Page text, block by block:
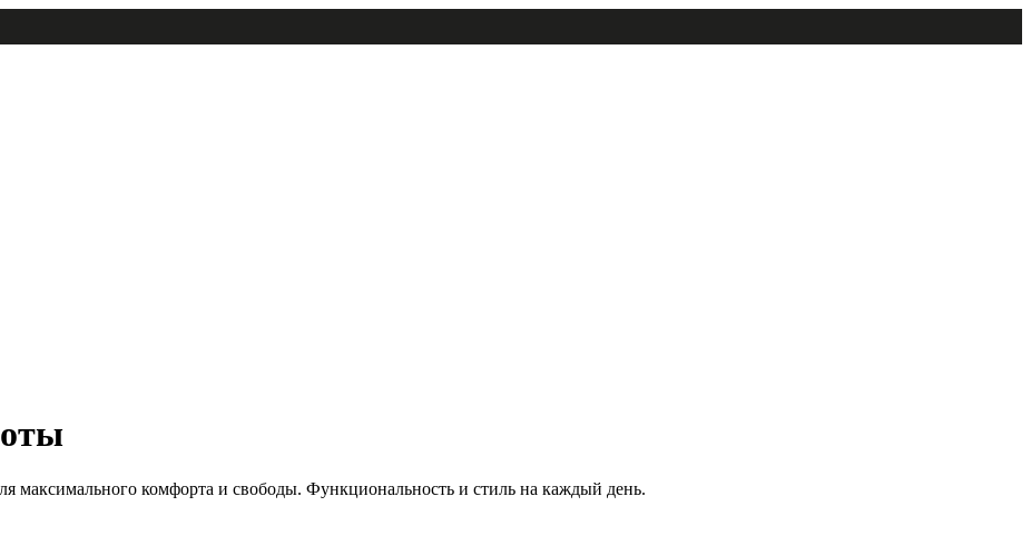
максимального комфорта и свободы. Функциональность и стиль на каждый день.